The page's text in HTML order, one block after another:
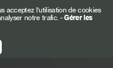
acceptez l’utilisation de cookies
notre trafic.-Gérer les